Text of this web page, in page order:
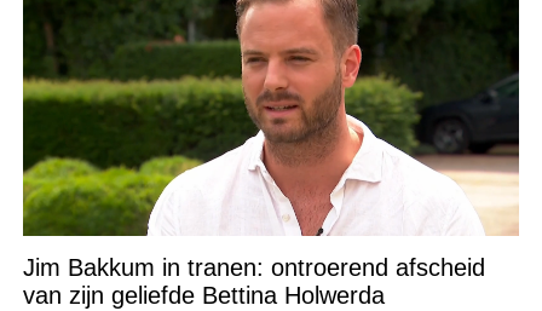
Jim Bakkum in tranen: ontroerend afscheid
van zijn geliefde Bettina Holwerda